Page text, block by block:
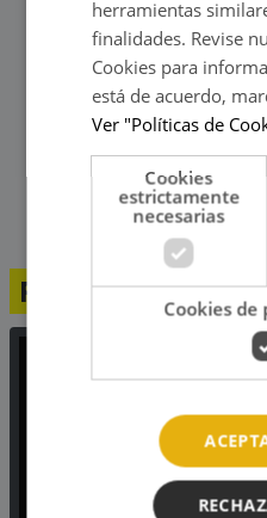
Programación
herramientas
finalidades. Revise
Cookies para
está de acuerdo,
Ver "Políticas de
Cookies
estrictamente
necesarias
Cookies de